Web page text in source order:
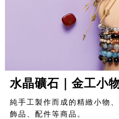
水晶礦石｜金工小
純手工製作而成的精緻小物
飾品、配件等商品。